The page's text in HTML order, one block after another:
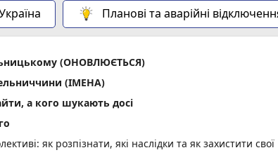
Планові та аварійні
(ОНОВЛЮЄТЬСЯ)
(ІМЕНА)
а кого шукають досі
як розпізнати, які наслідки та як захистити свої